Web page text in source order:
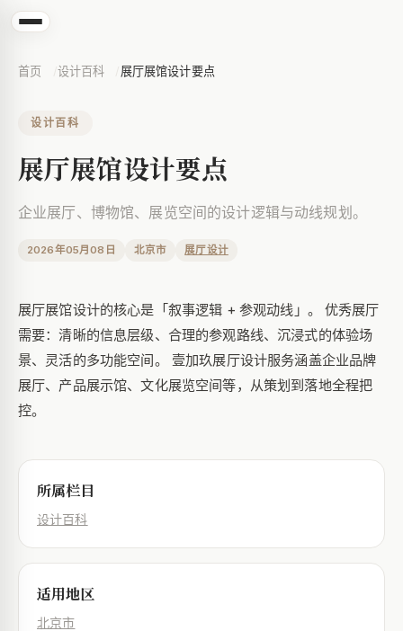
首页 设计百科 展厅展馆设计要点
设计百科
展厅展馆设计要点
企业展厅、博物馆、展览空间的设计逻辑与动线规划。
2026年05月08日 北京市 展厅设计
展厅展馆设计的核心是「叙事逻辑 + 参观动线」。 优秀展厅
需要：清晰的信息层级、合理的参观路线、沉浸式的体验场
景、灵活的多功能空间。 壹加玖展厅设计服务涵盖企业品牌
展厅、产品展示馆、文化展览空间等，从策划到落地全程把
控。
所属栏目
设计百科
适用地区
北京市